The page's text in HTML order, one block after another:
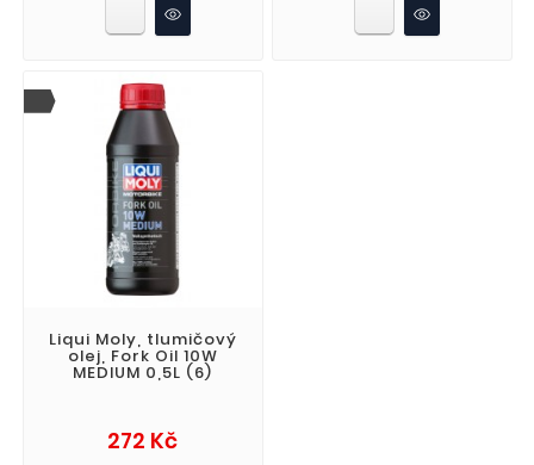
Liqui Moly, tlumičový
olej, Fork Oil 10W
MEDIUM 0,5L (6)
272 KčCena